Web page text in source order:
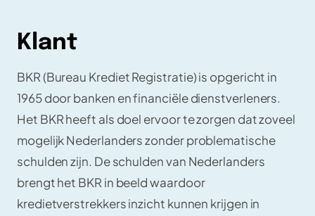
Klant
BKR (Bureau Krediet Registratie) is opgericht in
1965 door banken en financiële dienstverleners.
Het BKR heeft als doel ervoor te zorgen dat zoveel
mogelijk Nederlanders zonder problematische
schulden zijn. De schulden van Nederlanders
brengt het BKR in beeld waardoor
kredietverstrekkers inzicht kunnen krijgen in